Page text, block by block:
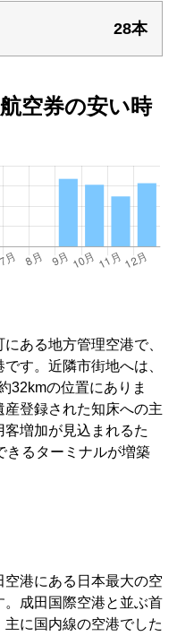
28本
空券の安い時
ある地方管理空港で、
す。近隣市街地へは、
32kmの位置にありま
登録された知床への主
増加が見込まれるた
きるターミナルが増築
港にある日本最大の空
成田国際空港と並ぶ首
に国内線の空港でした